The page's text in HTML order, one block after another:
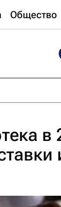
Общество
в